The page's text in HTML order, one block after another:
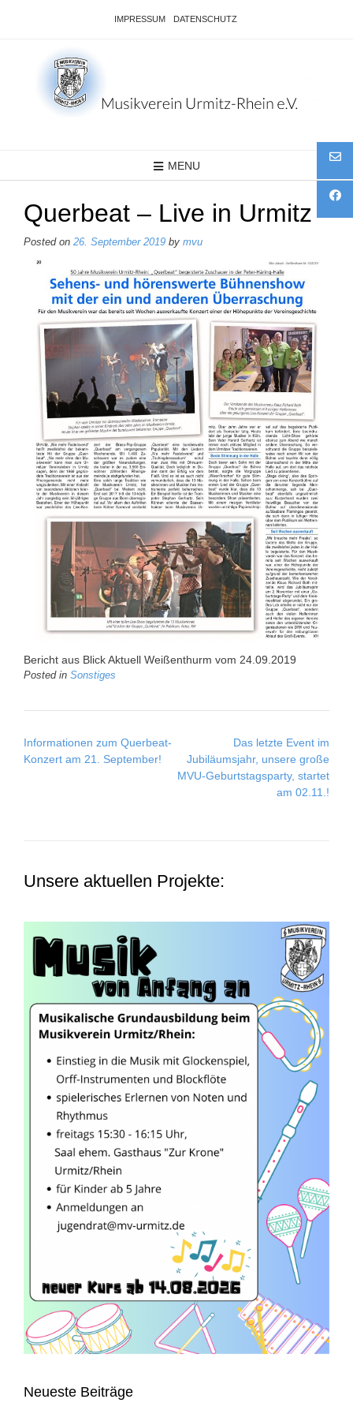
IMPRESSUM DATENSCHUTZ
MENU
Querbeat – Live in Urmitz
Posted on 26. September 2019 by mvu
Bericht aus Blick Aktuell Weißenthurm vom 24.09.2019
Posted in Sonstiges
Post
navigation
Informationen zum Querbeat-
Konzert am 21. September!
Das letzte Event im
Jubiläumsjahr, unsere große
MVU-Geburtstagsparty, startet
am 02.11.!
Unsere aktuellen Projekte:
Neueste Beiträge